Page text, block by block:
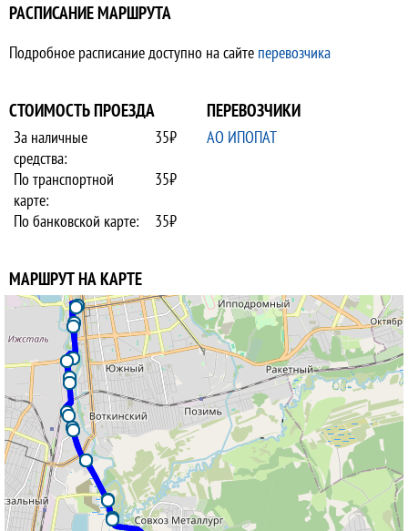
РАСПИСАНИЕ МАРШРУТА
Подробное расписание доступно на сайте перевозчика
СТОИМОСТЬ ПРОЕЗДА
За наличные
средства:
35₽
По транспортной
карте:
35₽
По банковской карте:
35₽
ПЕРЕВОЗЧИКИ
АО ИПОПАТ
МАРШРУТ НА КАРТЕ